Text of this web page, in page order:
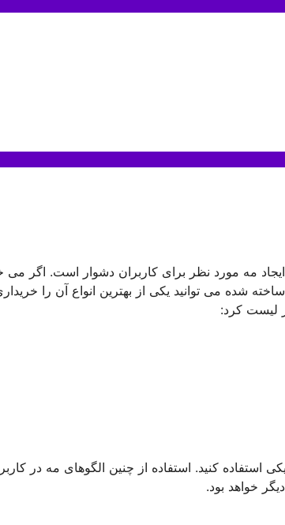
مه مورد نظر برای کاربران دشوار است. اگر می
شده می توانید یکی از بهترین انواع آن را
لیست کرد:
استفاده کنید. استفاده از چنین الگوهای مه در
خواهد بود.